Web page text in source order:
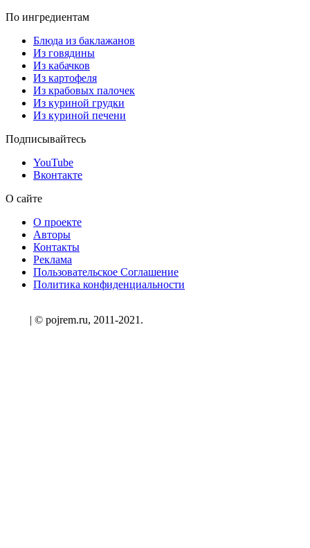
По ингредиентам
Блюда из баклажанов
Из говядины
Из кабачков
Из картофеля
Из крабовых палочек
Из куриной грудки
Из куриной печени
Подписывайтесь
YouTube
Вконтакте
О сайте
О проекте
Авторы
Контакты
Реклама
Пользовательское Соглашение
Политика конфиденциальности
| © pojrem.ru, 2011-2021.